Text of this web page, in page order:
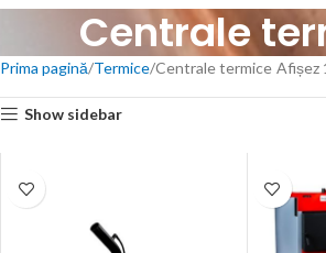
Centrale
Prima pagină Termice Centrale termice Afișez
Show sidebar